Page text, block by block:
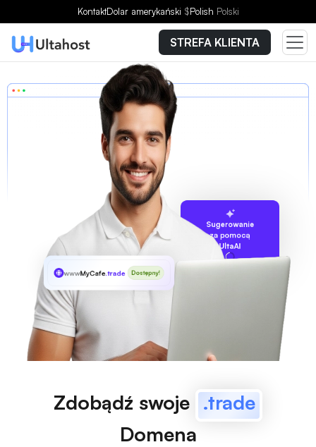
KontaktDolar amerykański $Polish Polski
STREFA KLIENTA
Sugerowanie
za pomocą
UltaAI
wwwMyCafe.trade Dostępny!
Zdobądź swoje .trade
Domena